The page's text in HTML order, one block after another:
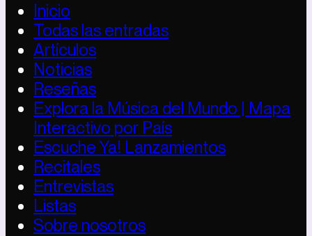
Inicio
Todas las entradas
Artículos
Noticias
Reseñas
Explora la Música del Mundo | Mapa
Interactivo por País
Escuche Ya! Lanzamientos
Recitales
Entrevistas
Listas
Sobre nosotros